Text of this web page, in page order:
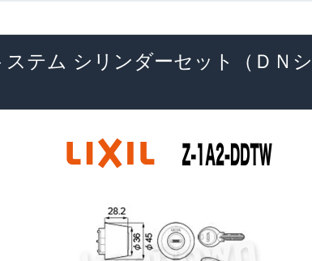
テム シリンダーセット（ＤＮ